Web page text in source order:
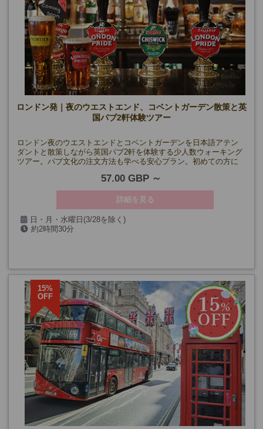
ロンドン発｜夜のウエストエンド、コベントガーデン散策と英
国パブ2軒体験ツアー
ロンドン夜のウエストエンドとコベントガーデンを日本語アテン
ダントと散策しながら英国パブ2軒を体験する少人数ウォーキング
ツアー。パブ文化の注文方法も学べる安心プラン。初めての方に
57.00 GBP
詳細を見る
日・月・水曜日(3/28を除く)
約2時間30分
15%
OFF